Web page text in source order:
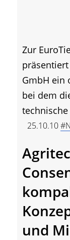
Zur
GmbH ein
bei dem
technische
25.10.10
und